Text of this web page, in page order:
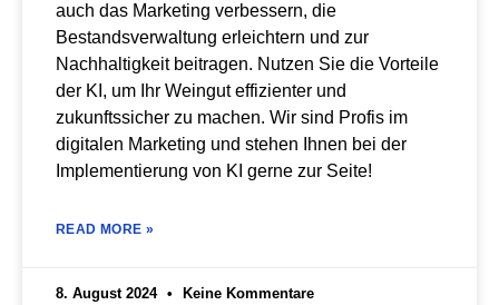
auch das Marketing verbessern, die
Bestandsverwaltung erleichtern und zur
Nachhaltigkeit beitragen. Nutzen Sie die Vorteile
der KI, um Ihr Weingut effizienter und
zukunftssicher zu machen. Wir sind Profis im
digitalen Marketing und stehen Ihnen bei der
Implementierung von KI gerne zur Seite!
READ MORE »
8. August 2024 Keine Kommentare